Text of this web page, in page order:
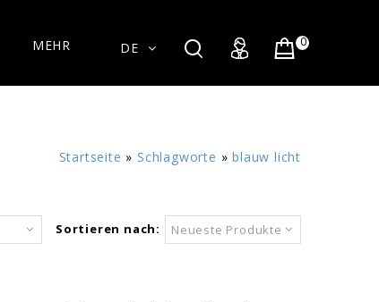
MEHR 0
DE
Startseite » Schlagworte »blauw licht
Sortieren nach: Neueste Produkte